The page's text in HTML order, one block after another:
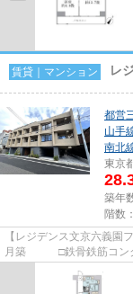
賃貸｜マンション レ
都営
山手
南北
東京
築年
階数
【レジデンス文京六義園フ
月築 □鉄骨鉄筋コンクリート造地上6階